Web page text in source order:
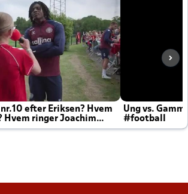
efter Eriksen? Hvem
Hvem ringer Joachim
Ung vs.
#football